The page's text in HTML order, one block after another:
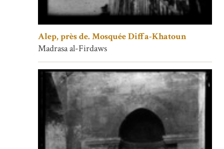
Alep, près de. Mosquée Diffa-Khatoun
Madrasa al-Firdaws